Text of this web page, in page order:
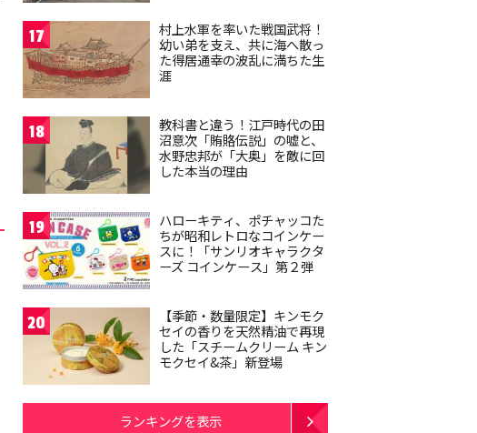
17
村上水軍を率いた戦国武将！
幼い弟を支え、共に海へ散っ
た得居通幸の波乱に満ちた生
涯
18
教科書と違う！江戸時代の田
沼意次「賄賂伝説」の嘘と、
水野忠邦が「大奥」を敵に回
した本当の理由
19
ハローキティ、ポチャッコた
ちが昭和レトロなコインケー
スに！「サンリオキャラクタ
ーズ コインケース」第２弾
20
【季節・数量限定】キンモク
セイの香りを天然精油で再現
した「スチームクリーム キン
モクセイ&茶」新登場
ランキングを表示